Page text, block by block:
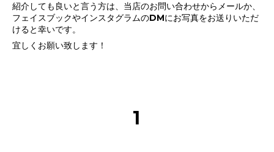
紹介しても良いと言う方は、当店のお問い合わせからメールか、
フェイスブックやインスタグラムのDMにお写真をお送りいただ
けると幸いです。
宜しくお願い致します！
1